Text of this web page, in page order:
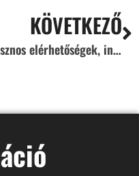
KÖVETKEZŐ
Hasznos elérhetőségek, ingyenes 3D CAD fájlok